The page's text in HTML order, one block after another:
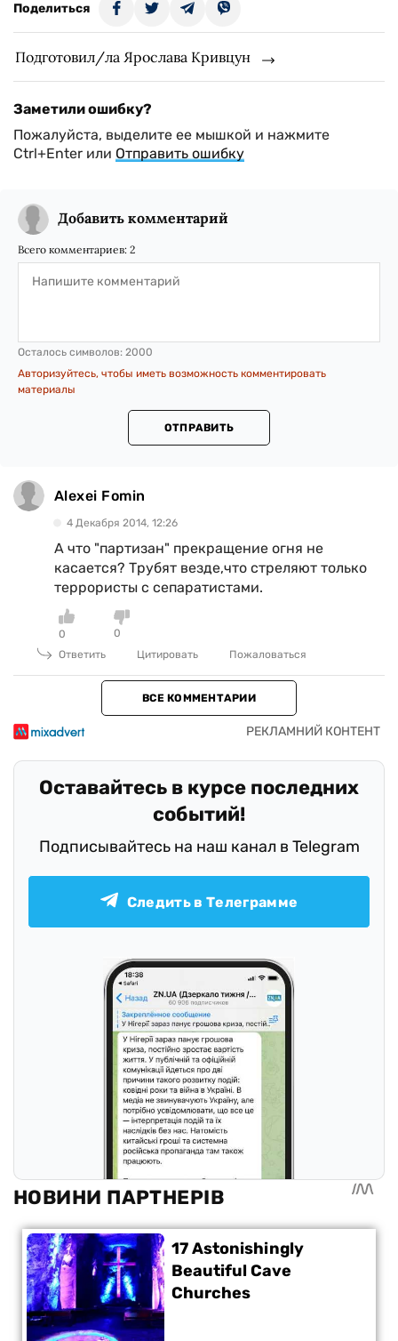
Поделиться
Подготовил/ла Ярослава Кривцун
Заметили ошибку?
Пожалуйста, выделите ее мышкой и нажмите
Ctrl+Enter или Отправить ошибку
Добавить комментарий
Всего комментариев: 2
Осталось символов: 2000
Авторизуйтесь, чтобы иметь возможность комментировать
материалы
ОТПРАВИТЬ
Alexei Fomin
4 Декабря 2014, 12:26
А что "партизан" прекращение огня не
касается? Трубят везде,что стреляют только
террористы с сепаратистами.
0
0
Ответить
Цитировать Пожаловаться
ВСЕ КОММЕНТАРИИ
Оставайтесь в курсе последних
событий!
Подписывайтесь на наш канал в Telegram
Следить в Телеграмме